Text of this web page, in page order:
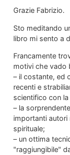
Grazie Fabrizio.
Sto meditando
libro mi sento a
Francamente
motivi che vado
– il costante, ed
recenti e
scientifico con
– la
importanti
spirituale;
– un ottima
"raggiungibile"